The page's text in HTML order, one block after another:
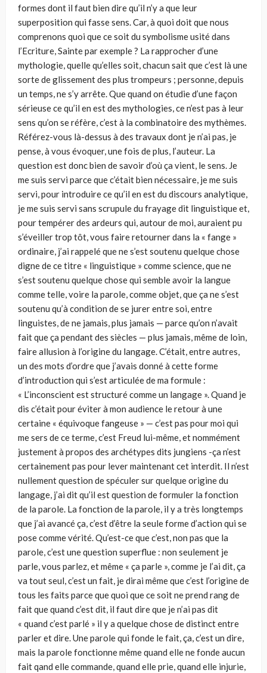
formes dont il faut bien dire qu’il n’y a que leur
superposition qui fasse sens. Car, à quoi doit que nous
comprenons quoi que ce soit du symbolisme usité dans
l’Ecriture, Sainte par exemple ? La rapprocher d’une
mythologie, quelle qu’elles soit, chacun sait que c’est là une
sorte de glissement des plus trompeurs ; personne, depuis
un temps, ne s’y arrête. Que quand on étudie d’une façon
sérieuse ce qu’il en est des mythologies, ce n’est pas à leur
sens qu’on se réfère, c’est à la combinatoire des mythèmes.
Référez-vous là-dessus à des travaux dont je n’ai pas, je
pense, à vous évoquer, une fois de plus, l’auteur. La
question est donc bien de savoir d’où ça vient, le sens. Je
me suis servi parce que c’était bien nécessaire, je me suis
servi, pour introduire ce qu’il en est du discours analytique,
je me suis servi sans scrupule du frayage dit linguistique et,
pour tempérer des ardeurs qui, autour de moi, auraient pu
s’éveiller trop tôt, vous faire retourner dans la « fange »
ordinaire, j’ai rappelé que ne s’est soutenu quelque chose
digne de ce titre « linguistique » comme science, que ne
s’est soutenu quelque chose qui semble avoir la langue
comme telle, voire la parole, comme objet, que ça ne s’est
soutenu qu’à condition de se jurer entre soi, entre
linguistes, de ne jamais, plus jamais — parce qu’on n’avait
fait que ça pendant des siècles — plus jamais, même de loin,
faire allusion à l’origine du langage. C’était, entre autres,
un des mots d’ordre que j’avais donné à cette forme
d’introduction qui s’est articulée de ma formule :
« L’inconscient est structuré comme un langage ». Quand je
dis c’était pour éviter à mon audience le retour à une
certaine « équivoque fangeuse » — c’est pas pour moi qui
me sers de ce terme, c’est Freud lui-même, et nommément
justement à propos des archétypes dits jungiens -ça n’est
certainement pas pour lever maintenant cet interdit. Il n’est
nullement question de spéculer sur quelque origine du
langage, j’ai dit qu’il est question de formuler la fonction
de la parole. La fonction de la parole, il y a très longtemps
que j’ai avancé ça, c’est d’être la seule forme d’action qui se
pose comme vérité. Qu’est-ce que c’est, non pas que la
parole, c’est une question superflue : non seulement je
parle, vous parlez, et même « ça parle », comme je l’ai dit, ça
va tout seul, c’est un fait, je dirai même que c’est l’origine de
tous les faits parce que quoi que ce soit ne prend rang de
fait que quand c’est dit, il faut dire que je n’ai pas dit
« quand c’est parlé » il y a quelque chose de distinct entre
parler et dire. Une parole qui fonde le fait, ça, c’est un dire,
mais la parole fonctionne même quand elle ne fonde aucun
fait qand elle commande, quand elle prie, quand elle injurie,